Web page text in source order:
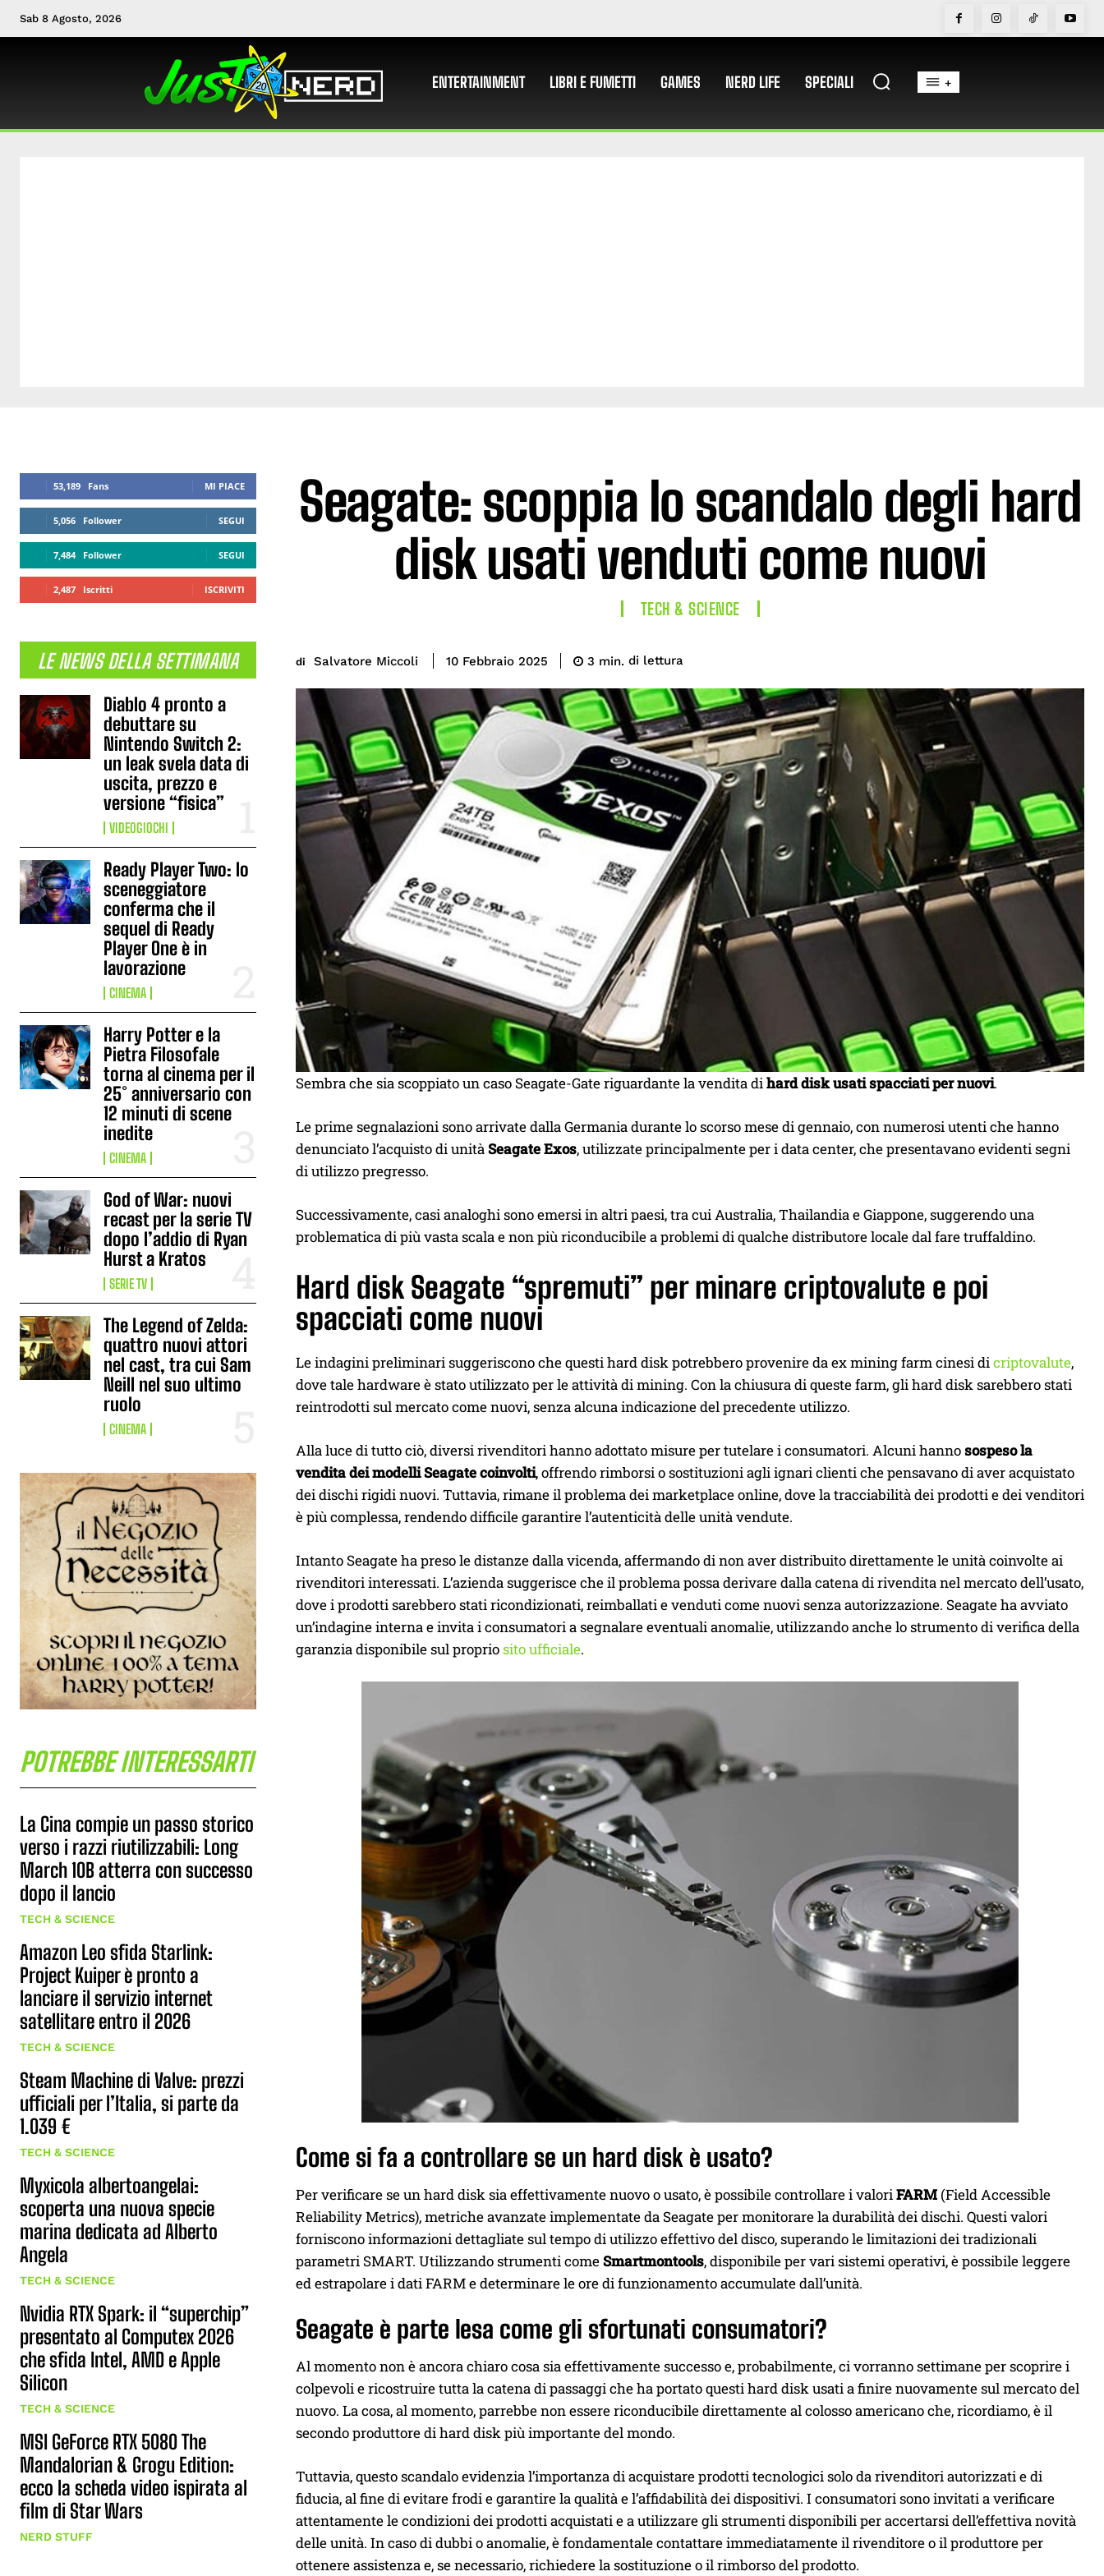
Sab 8 Agosto, 2026
ENTERTAINMENT LIBRI E FUMETTI GAMES NERD LIFE SPECIALI +
53,189 Fans MI PIACE
5,056 Follower SEGUI
7,484 Follower SEGUI
2,487 Iscritti ISCRIVITI
LE NEWS DELLA SETTIMANA
Diablo 4 pronto a
debuttare su
Nintendo Switch 2:
un leak svela data di
uscita, prezzo e
versione “fisica”
VIDEOGIOCHI
Ready Player Two: lo
sceneggiatore
conferma che il
sequel di Ready
Player One è in
lavorazione
CINEMA
Harry Potter e la
Pietra Filosofale
torna al cinema per il
25° anniversario con
12 minuti di scene
inedite
CINEMA
God of War: nuovi
recast per la serie TV
dopo l’addio di Ryan
Hurst a Kratos
SERIE TV
The Legend of Zelda:
quattro nuovi attori
nel cast, tra cui Sam
Neill nel suo ultimo
ruolo
CINEMA
POTREBBE INTERESSARTI
La Cina compie un passo storico
verso i razzi riutilizzabili: Long
March 10B atterra con successo
dopo il lancio
TECH & SCIENCE
Amazon Leo sfida Starlink:
Project Kuiper è pronto a
lanciare il servizio internet
satellitare entro il 2026
TECH & SCIENCE
Steam Machine di Valve: prezzi
ufficiali per l’Italia, si parte da
1.039 €
TECH & SCIENCE
Myxicola albertoangelai:
scoperta una nuova specie
marina dedicata ad Alberto
Angela
TECH & SCIENCE
Nvidia RTX Spark: il “superchip”
presentato al Computex 2026
che sfida Intel, AMD e Apple
Silicon
TECH & SCIENCE
MSI GeForce RTX 5080 The
Mandalorian & Grogu Edition:
ecco la scheda video ispirata al
film di Star Wars
NERD STUFF
Seagate: scoppia lo scandalo degli hard
disk usati venduti come nuovi
TECH & SCIENCE
di Salvatore Miccoli 10 Febbraio 2025 3 min. di lettura
Sembra che sia scoppiato un caso Seagate-Gate riguardante la vendita dihard disk usati spacciati per nuovi.
Le prime segnalazioni sono arrivate dalla Germania durante lo scorso mese di gennaio, con numerosi utenti che hanno
denunciato l’acquisto di unitàSeagate Exos, utilizzate principalmente per i data center, che presentavano evidenti segni
di utilizzo pregresso.
Successivamente, casi analoghi sono emersi in altri paesi, tra cui Australia, Thailandia e Giappone, suggerendo una
problematica di più vasta scala e non più riconducibile a problemi di qualche distributore locale dal fare truffaldino.
Hard disk Seagate “spremuti” per minare criptovalute e poi
spacciati come nuovi
Le indagini preliminari suggeriscono che questi hard disk potrebbero provenire da ex mining farm cinesi dicriptovalute,
dove tale hardware è stato utilizzato per le attività di mining. Con la chiusura di queste farm, gli hard disk sarebbero stati
reintrodotti sul mercato come nuovi, senza alcuna indicazione del precedente utilizzo.
Alla luce di tutto ciò, diversi rivenditori hanno adottato misure per tutelare i consumatori. Alcuni hannosospeso la
vendita dei modelli Seagate coinvolti, offrendo rimborsi o sostituzioni agli ignari clienti che pensavano di aver acquistato
dei dischi rigidi nuovi. Tuttavia, rimane il problema dei marketplace online, dove la tracciabilità dei prodotti e dei venditori
è più complessa, rendendo difficile garantire l’autenticità delle unità vendute.
Intanto Seagate ha preso le distanze dalla vicenda, affermando di non aver distribuito direttamente le unità coinvolte ai
rivenditori interessati. L’azienda suggerisce che il problema possa derivare dalla catena di rivendita nel mercato dell’usato,
dove i prodotti sarebbero stati ricondizionati, reimballati e venduti come nuovi senza autorizzazione. Seagate ha avviato
un’indagine interna e invita i consumatori a segnalare eventuali anomalie, utilizzando anche lo strumento di verifica della
garanzia disponibile sul propriosito ufficiale.
Come si fa a controllare se un hard disk è usato?
Per verificare se un hard disk sia effettivamente nuovo o usato, è possibile controllare i valoriFARM (Field Accessible
Reliability Metrics), metriche avanzate implementate da Seagate per monitorare la durabilità dei dischi. Questi valori
forniscono informazioni dettagliate sul tempo di utilizzo effettivo del disco, superando le limitazioni dei tradizionali
parametri SMART. Utilizzando strumenti comeSmartmontools, disponibile per vari sistemi operativi, è possibile leggere
ed estrapolare i dati FARM e determinare le ore di funzionamento accumulate dall’unità.
Seagate è parte lesa come gli sfortunati consumatori?
Al momento non è ancora chiaro cosa sia effettivamente successo e, probabilmente, ci vorranno settimane per scoprire i
colpevoli e ricostruire tutta la catena di passaggi che ha portato questi hard disk usati a finire nuovamente sul mercato del
nuovo. La cosa, al momento, parrebbe non essere riconducibile direttamente al colosso americano che, ricordiamo, è il
secondo produttore di hard disk più importante del mondo.
Tuttavia, questo scandalo evidenzia l’importanza di acquistare prodotti tecnologici solo da rivenditori autorizzati e di
fiducia, al fine di evitare frodi e garantire la qualità e l’affidabilità dei dispositivi. I consumatori sono invitati a verificare
attentamente le condizioni dei prodotti acquistati e a utilizzare gli strumenti disponibili per accertarsi dell’effettiva novità
delle unità. In caso di dubbi o anomalie, è fondamentale contattare immediatamente il rivenditore o il produttore per
ottenere assistenza e, se necessario, richiedere la sostituzione o il rimborso del prodotto.